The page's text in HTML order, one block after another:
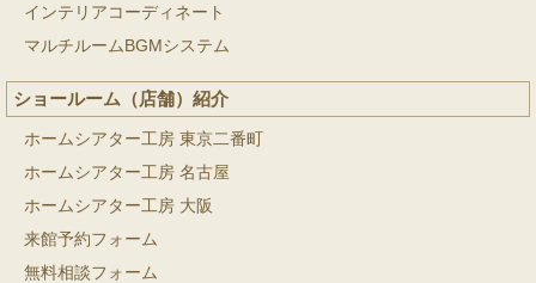
インテリアコーディネート
マルチルームBGMシステム
ショールーム（店舗）紹介
ホームシアター工房 東京二番町
ホームシアター工房 名古屋
ホームシアター工房 大阪
来館予約フォーム
無料相談フォーム